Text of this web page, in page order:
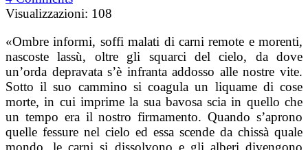
Visualizzazioni: 108
«Ombre informi, soffi malati di carni remote e morenti,
nascoste lassù, oltre gli squarci del cielo, da dove
un’orda depravata s’è infranta addosso alle nostre vite.
Sotto il suo cammino si coagula un liquame di cose
morte, in cui imprime la sua bavosa scia in quello che
un tempo era il nostro firmamento. Quando s’aprono
quelle fessure nel cielo ed essa scende da chissà quale